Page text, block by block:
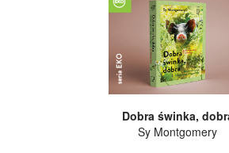
Dobra świnka,
Sy Montgomery